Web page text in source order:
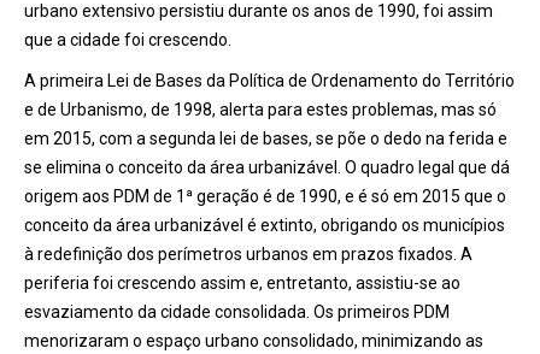
urbano extensivo persistiu durante os anos de 1990, foi assim
que a cidade foi crescendo.
A primeira Lei de Bases da Política de Ordenamento do Território
e de Urbanismo, de 1998, alerta para estes problemas, mas só
em 2015, com a segunda lei de bases, se põe o dedo na ferida e
se elimina o conceito da área urbanizável. O quadro legal que dá
origem aos PDM de 1ª geração é de 1990, e é só em 2015 que o
conceito da área urbanizável é extinto, obrigando os municípios
à redefinição dos perímetros urbanos em prazos fixados. A
periferia foi crescendo assim e, entretanto, assistiu-se ao
esvaziamento da cidade consolidada. Os primeiros PDM
menorizaram o espaço urbano consolidado, minimizando as